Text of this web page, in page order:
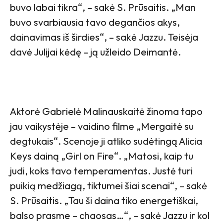
buvo labai tikra“, – sakė S. Prūsaitis. „Man
buvo svarbiausia tavo degančios akys,
dainavimas iš širdies“, – sakė Jazzu. Teisėja
davė Julijai kėdę – ją užleido Deimantė.
Aktorė Gabrielė Malinauskaitė žinoma tapo
jau vaikystėje – vaidino filme „Mergaitė su
degtukais“. Scenoje ji atliko sudėtingą Alicia
Keys dainą „Girl on Fire“. „Matosi, kaip tu
judi, koks tavo temperamentas. Justė turi
puikią medžiagą, tiktumei šiai scenai“, – sakė
S. Prūsaitis. „Tau ši daina tiko energetiškai,
balso prasme – chaosas…“, – sakė Jazzu ir kol